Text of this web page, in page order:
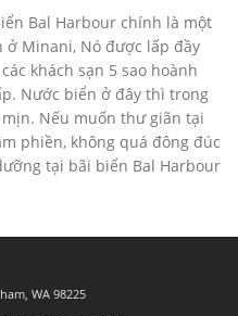
Bal Harbour chính là một
Minani, Nó được lấp đầy
khách sạn 5 sao hoành
Nước biển ở đây thì trong
Nếu muốn thư giãn tại
phiền, không quá đông đúc
tại bãi biển Bal Harbour
WA 98225